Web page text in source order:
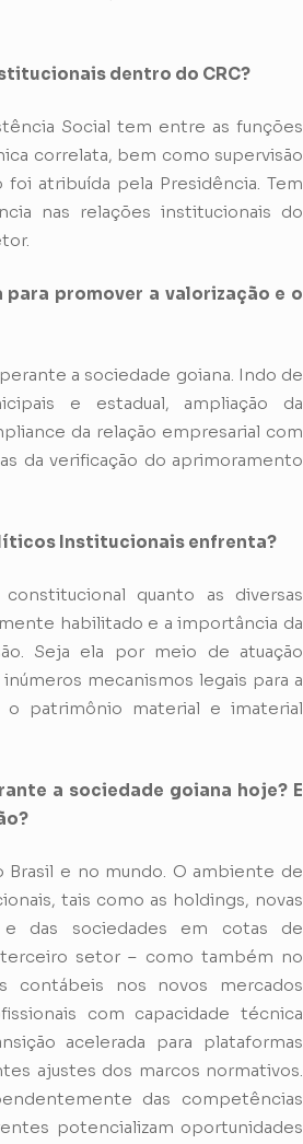
dentro do CRC?
Social tem entre as funções
correlata, bem como supervisão
foi atribuída pela Presidência. Tem
nas relações institucionais do
promover a valorização e o
a sociedade goiana. Indo de
e estadual, ampliação da
da relação empresarial com
da verificação do aprimoramento
Institucionais enfrenta?
quanto as diversas
habilitado e a importância da
Seja ela por meio de atuação
mecanismos legais para a
patrimônio material e imaterial
a sociedade goiana hoje? E
e no mundo. O ambiente de
tais como as holdings, novas
e das sociedades em cotas de
setor – como também no
contábeis nos novos mercados
com capacidade técnica
acelerada para plataformas
ajustes dos marcos normativos.
das competências
potencializam oportunidades